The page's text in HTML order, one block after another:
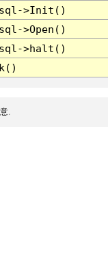
>Init()
>Open()
>halt()
.